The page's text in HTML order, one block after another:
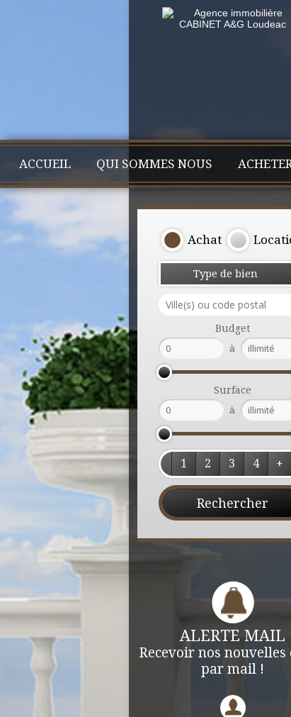
ACCUEIL QUI SOMMES NOUS
Achat
Type de bien
Budget
à
Surface
à
1 2 3 4 +
ALERTE MAIL
Recevoir nos nouvelles
par mail !